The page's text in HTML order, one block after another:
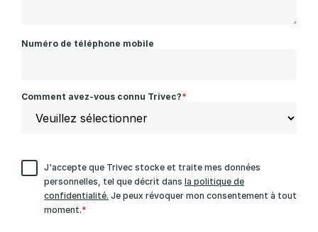
Numéro de téléphone mobile
Comment avez-vous connu Trivec?*
J'accepte que Trivec stocke et traite mes données
personnelles, tel que décrit dans la politique de
confidentialité. Je peux révoquer mon consentement à tout
moment.